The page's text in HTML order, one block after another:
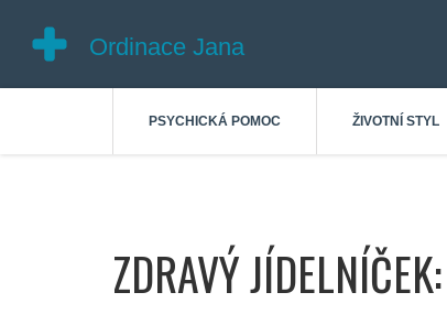
PSYCHICKÁ POMOC ŽIVOTNÍ STYL
ZDRAVÝ